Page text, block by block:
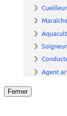
Fermer